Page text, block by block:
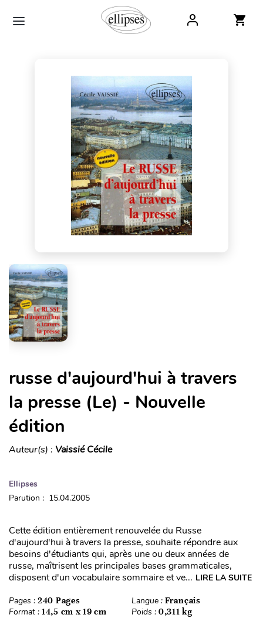
russe d'aujourd'hui à travers
la presse (Le) - Nouvelle
édition
Auteur(s) : Vaissié Cécile
Ellipses
Parution : 15.04.2005
Cette édition entièrement renouvelée du Russe
d'aujourd'hui à travers la presse, souhaite répondre aux
besoins d'étudiants qui, après une ou deux années de
russe, maîtrisent les principales bases grammaticales,
disposent d'un vocabulaire sommaire et ve... LIRE LA SUITE
Pages : 240 Pages Langue : Français
Format : 14,5 cm x 19 cm Poids : 0,311 kg